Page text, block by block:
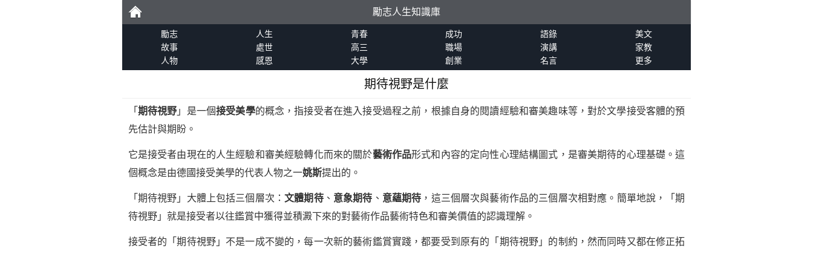
勵
勵志人生知識庫
勵志 人生 青春 成功 語錄
美文
故事
處世 高三 職場 演講
家教
人物
感恩 大學 創業 名言 更多
期待視野是什麼
「 期待視野 」是一個接受美學的概念，指接受者在進入接受過程之前，根據自身的閱讀經驗和審美趣味等，對於文學接受客體的預
先估計與期盼。
它是接受者由現在的人生經驗和審美經驗轉化而來的關於藝術作品形式和內容的定向性心理結構圖式，是審美期待的心理基礎。這
個概念是由德國接受美學的代表人物之一姚斯提出的。
「期待視野」大體上包括三個層次：文體期待、 意象期待 、 意蘊期待 ，這三個層次與藝術作品的三個層次相對應。簡單地說，「期
待視野」就是接受者以往鑑賞中獲得並積澱下來的對藝術作品藝術特色和審美價值的認識理解。
接受者的「期待視野」不是一成不變的，每一次新的藝術鑑賞實踐，都要受到原有的「期待視野」的制約，然而同時又都在修正拓